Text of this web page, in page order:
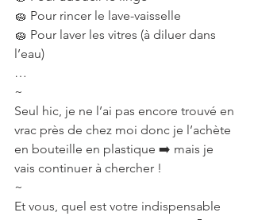
🧽 Pour rincer le lave-vaisselle
🧽 Pour laver les vitres (à diluer dans
l’eau)
…
~
Seul hic, je ne l’ai pas encore trouvé en
vrac près de chez moi donc je l’achète
en bouteille en plastique ➡️ mais je
vais continuer à chercher !
~
Et vous, quel est votre indispensable